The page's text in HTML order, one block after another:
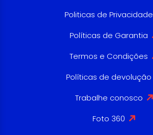
Politicas de Privacidade
Políticas de Garantia
Termos e Condições
Políticas de devolução
Trabalhe conosco
Foto 360